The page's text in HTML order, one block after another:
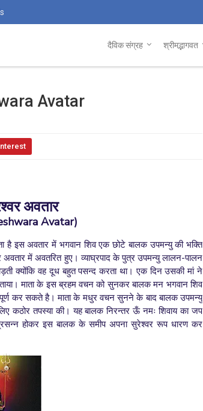
दैविक संग्रह श्रीमद्भागवत
Avatar
अवतार
Avatar)
है इस अवतार में भगवान शिव एक छोटे बालक उपमन्यु की भक्ति
में अवतरित हुए। व्याघ्रपाद के पुत्र उपमन्यु लालन-पालन
क्योंकि वह दूध बहुत पसन्द करता था। एक दिन उसकी मां ने
माता के इस ब्रहम वचन को सुनकर बालक मन भगवान शिव
कर सकते है। माता के मधुर वचन सुनने के बाद बालक उपमन्यु
कठोर तपस्या की। यह बालक निरन्तर ऊँ नमः शिवाय का जप
होकर इस बालक के समीप अपना सुरेश्वर रूप धारण कर